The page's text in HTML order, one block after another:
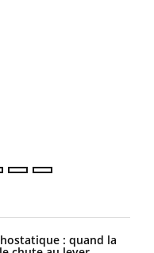
: quand la